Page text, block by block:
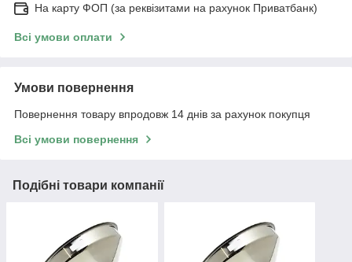
На карту ФОП (за реквізитами на рахунок Приватбанк)
Всі умови оплати
Умови повернення
Повернення товару впродовж 14 днів за рахунок покупця
Всі умови повернення
Подібні товари компанії